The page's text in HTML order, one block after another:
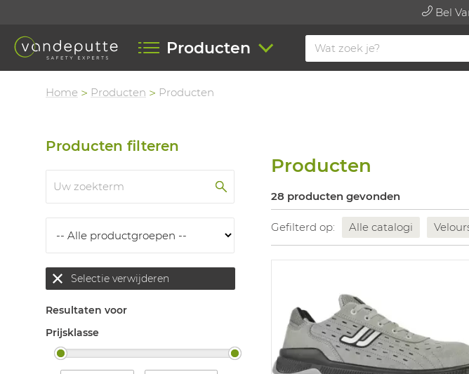
Bel
Producten
Home Producten Producten
Producten filteren
Selectie verwijderen
Resultaten voor
Prijsklasse
Producten
28 producten gevonden
Gefilterd op: Alle catalogi